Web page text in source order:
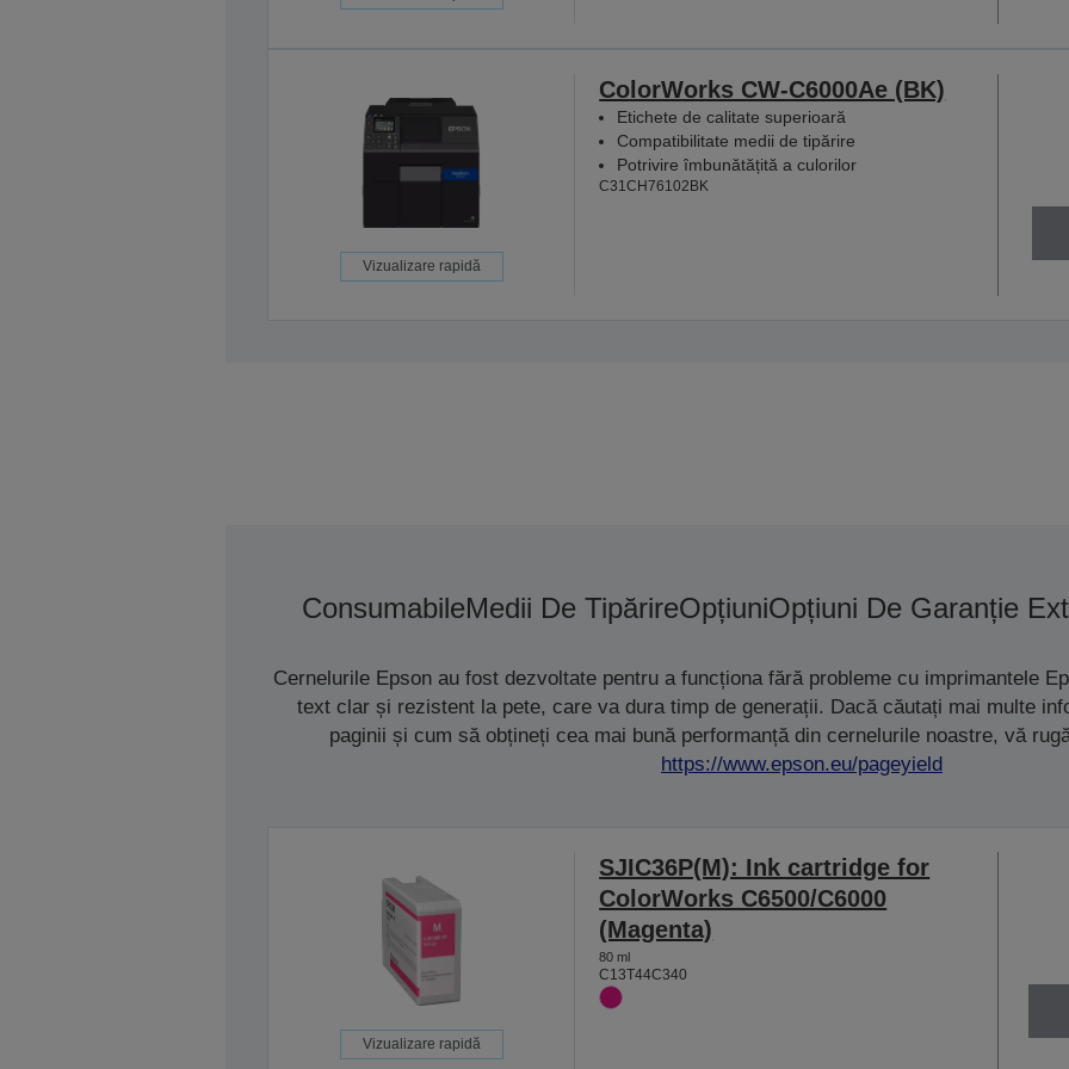
Vizualizare rapidă
ColorWorks CW-C6000Ae (BK)
Etichete de calitate superioară
Compatibilitate medii de tipărire
Potrivire îmbunătățită a culorilor
C31CH76102BK
ConsumabileMedii De TipărireOpțiuniOpțiuni De Garanție
Cernelurile Epson au fost dezvoltate pentru a funcționa fără probleme cu imprimantele
text clar și rezistent la pete, care va dura timp de generații. Dacă căutați mai multe
paginii și cum să obțineți cea mai bună performanță din cernelurile noastre, vă
https://www.epson.eu/pageyield
Vizualizare rapidă
SJIC36P(M): Ink cartridge for
ColorWorks C6500/C6000
(Magenta)
80 ml
C13T44C340